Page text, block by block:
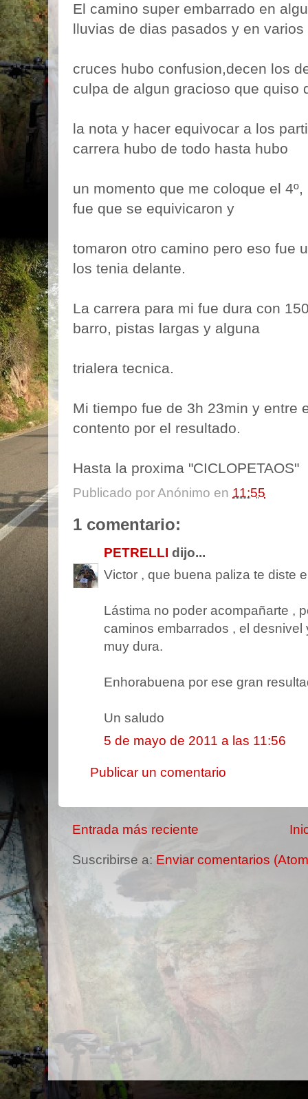
El camino super embarrado en
lluvias de dias pasados y en varios
cruces hubo confusion,decen los
culpa de algun gracioso que quiso
la nota y hacer equivocar a los
carrera hubo de todo hasta hubo
un momento que me coloque el
fue que se equivicaron y
tomaron otro camino pero eso fue
los tenia delante.
La carrera para mi fue dura con
barro, pistas largas y alguna
trialera tecnica.
Mi tiempo fue de 3h 23min y entre
contento por el resultado.
Hasta la proxima "CICLOPETAOS"
Publicado porAnónimo en 11:55
1 comentario:
PETRELLI dijo...
Victor , que buena paliza te diste
Lástima no poder acompañarte ,
caminos embarrados , el
muy dura.
Enhorabuena por ese gran
Un saludo
5 de mayo de 2011 a las 11:56
Publicar un comentario
Entrada más reciente
Suscribirse a: Enviar comentarios